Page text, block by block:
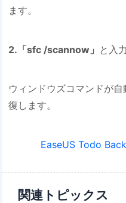
ます。
2.「sfc /scannow」 と入
ウィンドウズコマンドが
復します。
EaseUS Todo
関連トピックス